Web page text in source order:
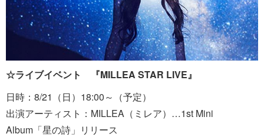
☆ライブイベント 『MILLEA STAR LIVE』
日時：8/21（日）18:00～（予定）
出演アーティスト：MILLEA（ミレア）…1st Mini
Album「星の詩」リリース